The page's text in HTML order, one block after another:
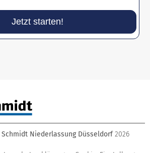
Jetzt starten!
Schmidt Niederlassung Düsseldorf 2026